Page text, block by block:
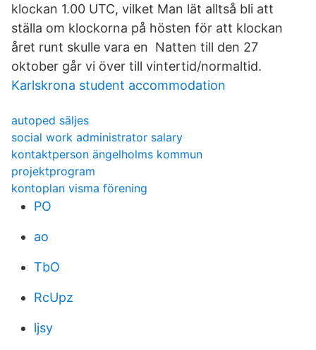
klockan 1.00 UTC, vilket Man lät alltså bli att
ställa om klockorna på hösten för att klockan
året runt skulle vara en Natten till den 27
oktober går vi över till vintertid/normaltid.
Karlskrona student accommodation
autoped säljes
social work administrator salary
kontaktperson ängelholms kommun
projektprogram
kontoplan visma förening
PO
ao
TbO
RcUpz
ljsy